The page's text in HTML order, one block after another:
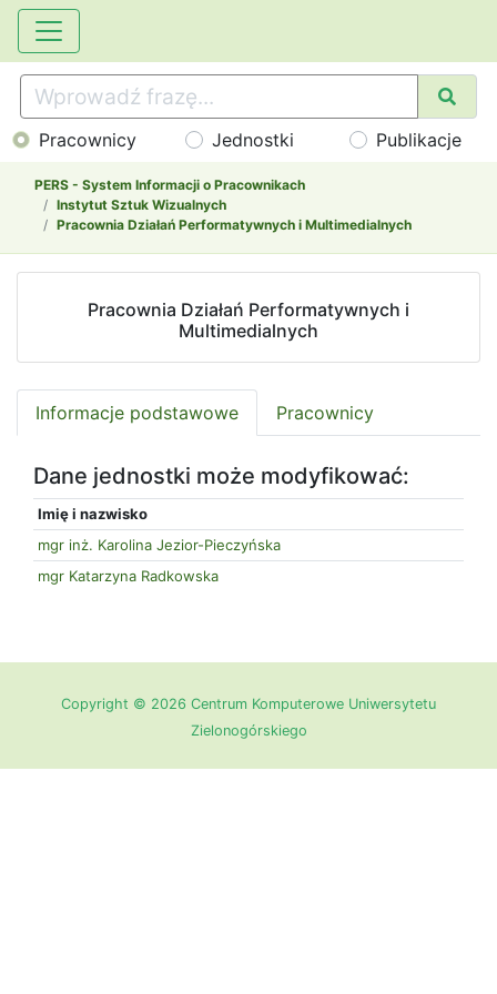
Pracownicy Jednostki Publikacje
PERS - System Informacji o Pracownikach
Instytut Sztuk Wizualnych
Pracownia Działań Performatywnych i Multimedialnych
Pracownia Działań Performatywnych i
Multimedialnych
Informacje podstawowe Pracownicy
Dane jednostki może modyfikować:
Imię i nazwisko
mgr inż. Karolina Jezior-Pieczyńska
mgr Katarzyna Radkowska
Copyright © 2026 Centrum Komputerowe Uniwersytetu
Zielonogórskiego